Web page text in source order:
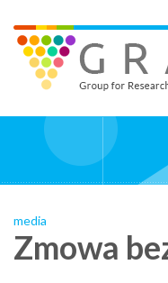
main
content
media
Zmowa